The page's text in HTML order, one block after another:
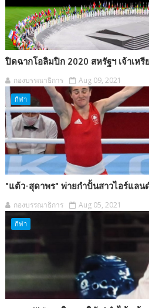
ปิดฉากโอลิมปิก 2020 สหรัฐฯ เจ้าเห
กองบรรณาธิการ Aug 09, 2021
กีฬา
"แต้ว-สุดาพร" พ่ายกำปั้นสาวไอร์แลน
กองบรรณาธิการ Aug 05, 2021
กีฬา